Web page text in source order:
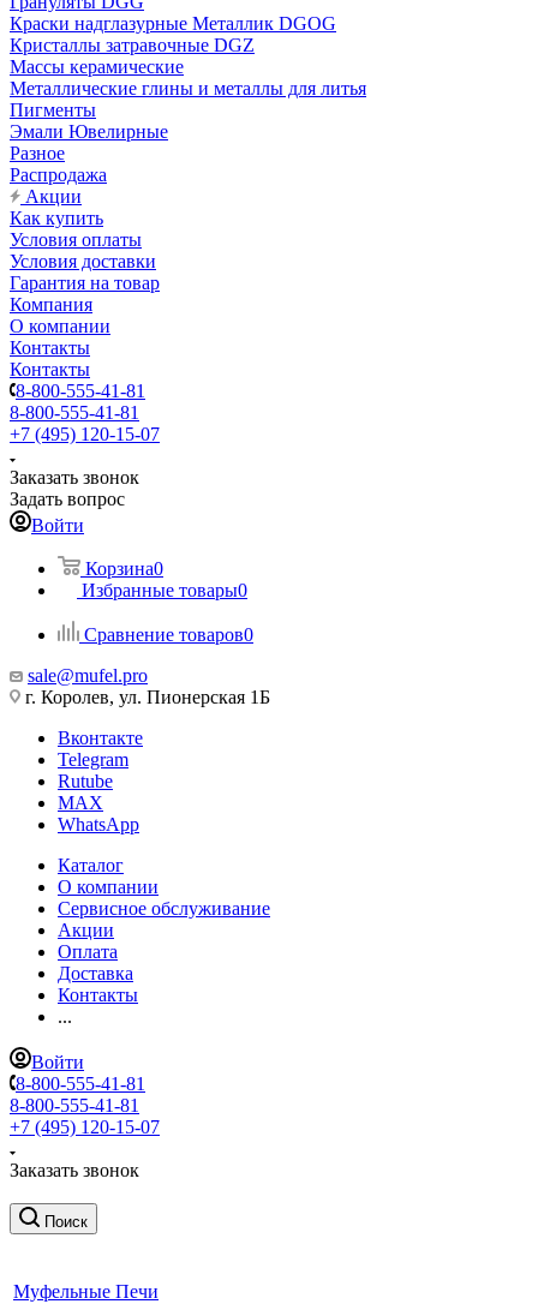
Краски надглазурные Металлик DGOG
Кристаллы затравочные DGZ
Массы керамические
Металлические глины и металлы для литья
Пигменты
Эмали Ювелирные
Разное
Распродажа
Акции
Как купить
Условия оплаты
Условия доставки
Гарантия на товар
Компания
О компании
Контакты
Контакты
8-800-555-41-81
8-800-555-41-81
+7 (495) 120-15-07
Заказать звонок
Задать вопрос
Войти
Корзина0
Избранные товары0
Сравнение товаров0
sale@mufel.pro
г. Королев, ул. Пионерская 1Б
Вконтакте
Telegram
Rutube
MAX
WhatsApp
Каталог
О компании
Сервисное обслуживание
Акции
Оплата
Доставка
Контакты
...
Войти
8-800-555-41-81
8-800-555-41-81
+7 (495) 120-15-07
Заказать звонок
Поиск
Муфельные Печи